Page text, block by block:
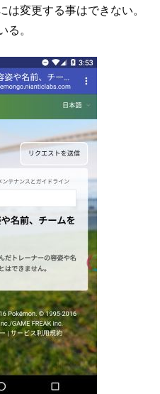
は変更する事はできない。
る。